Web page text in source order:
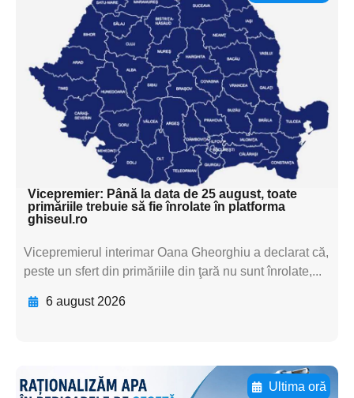
Adaugă aici textul pentru
subtitluAdaugă aici
textul pentru
subtitluAdaugă aici
textul pentru
subtitluAdaugă aici
textul pentru subti
Vicepremier: Până la data de 25 august, toate
primăriile trebuie să fie înrolate în platforma
ghiseul.ro
Vicepremierul interimar Oana Gheorghiu a declarat că,
peste un sfert din primăriile din ţară nu sunt înrolate,...
6 august 2026
Ultima oră